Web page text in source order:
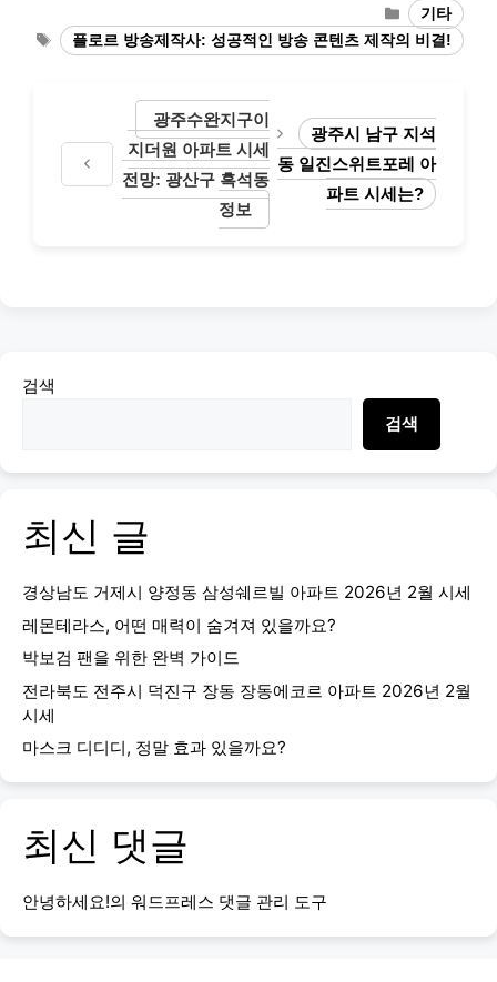
Categories
기타
Tags플로르 방송제작사: 성공적인 방송 콘텐츠 제작의 비결!
광주수완지구이
지더원 아파트 시세
전망: 광산구 흑석동
정보
광주시 남구 지석
동 일진스위트포레 아
파트 시세는?
검색
검색
최신 글
경상남도 거제시 양정동 삼성쉐르빌 아파트 2026년 2월 시세
레몬테라스, 어떤 매력이 숨겨져 있을까요?
박보검 팬을 위한 완벽 가이드
전라북도 전주시 덕진구 장동 장동에코르 아파트 2026년 2월
시세
마스크 디디디, 정말 효과 있을까요?
최신 댓글
안녕하세요!의 워드프레스 댓글 관리 도구